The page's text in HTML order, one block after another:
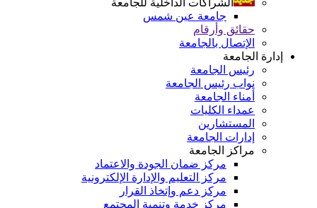
جامعة عين شمس
حقائق وأرقام
الإتصال بالجامعة
إدارة الجامعة
رئيس الجامعة
نواب رئيس الجامعة
أمناء الجامعة
عمداء الكليات
المستشارين
إدارات الجامعة
مراكز الجامعة
مركز ضمان الجودة والاعتماد
مركز التعليم والإدارة الإلكترونية
مركز دعم وإتخاذ القرار
مركز خدمة وتنمية المجتمع